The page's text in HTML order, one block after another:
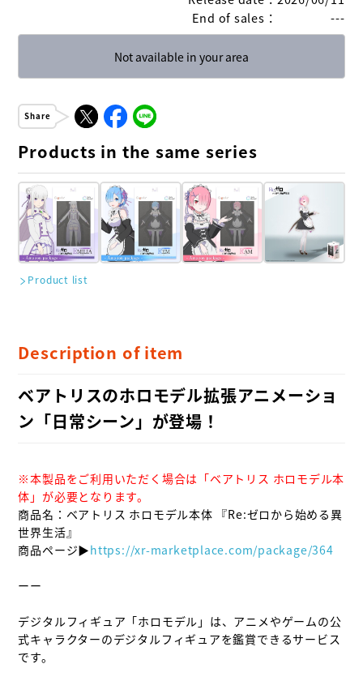
End of sales ： ---
Not available in your area
Share
Products in the same series
Product list
Description of item
ベアトリスのホロモデル拡張アニメーショ
ン「日常シーン」が登場！
※本製品をご利用いただく場合は「ベアトリス ホロモデル本
体」が必要となります。
商品名：ベアトリス ホロモデル本体 『Re:ゼロから始める異
世界生活』
商品ページ▶https://xr-marketplace.com/package/364
ーー
デジタルフィギュア「ホロモデル」は、アニメやゲームの公
式キャラクターのデジタルフィギュアを鑑賞できるサービス
です。